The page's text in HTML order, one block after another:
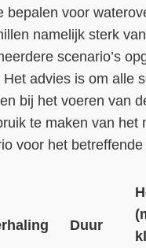
bepalen voor
namelijk sterk
scenario’s
advies is om alle
bij het voeren van
te maken van het
voor het betreffende
Duur